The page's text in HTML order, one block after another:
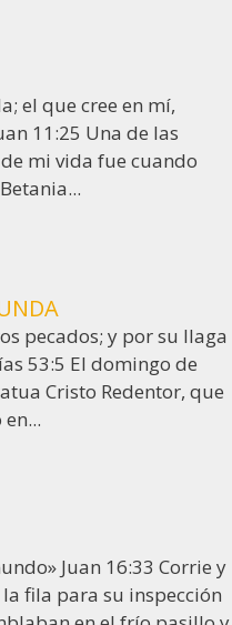
el que cree en mí,
11:25 Una de las
mi vida fue cuando
pecados; y por su llaga
53:5 El domingo de
Cristo Redentor, que
Juan 16:33 Corrie y
fila para su inspección